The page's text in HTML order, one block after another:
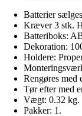
Batterier
Kræver 3 stk.
Batteriboks:
Dekoration:
Holdere:
Rengøres med
Tør efter med
Vægt: 0.32 kg.
Pakker: 1.